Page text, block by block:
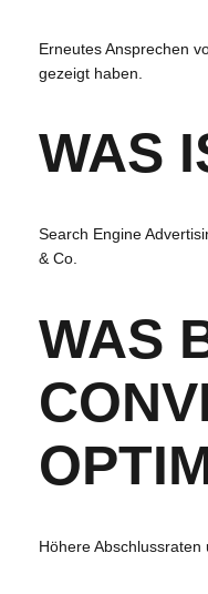
Erneutes Ansprechen
gezeigt haben.
WAS
Search Engine
& Co.
WAS
Höhere Abschlussraten